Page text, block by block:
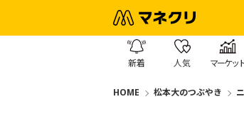
新着 人気 マーケッ
HOME 松本大のつぶやき